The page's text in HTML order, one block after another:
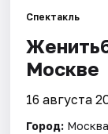
Спектакль
Москве
16 августа
Город: Москва